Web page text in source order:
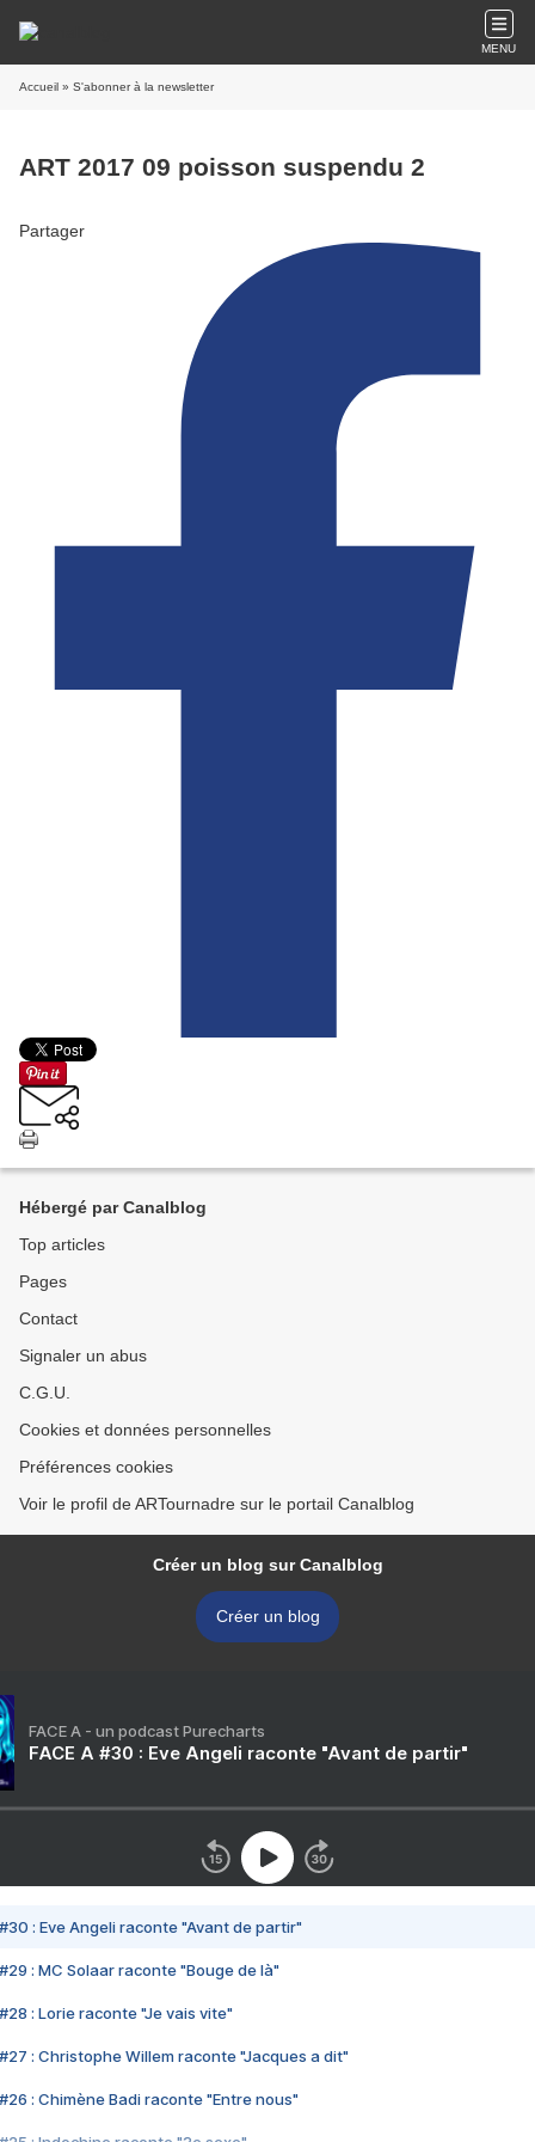
MENU
Accueil » S'abonner à la newsletter
ART 2017 09 poisson suspendu 2
Partager
Hébergé par Canalblog
Top articles
Pages
Contact
Signaler un abus
C.G.U.
Cookies et données personnelles
Préférences cookies
Voir le profil de ARTournadre sur le portail Canalblog
Créer un blog sur Canalblog
Créer un blog
FACE A - un podcast Purecharts
FACE A #30 : Eve Angeli raconte "Avant de partir"
#30 : Eve Angeli raconte "Avant de partir"
#29 : MC Solaar raconte "Bouge de là"
#28 : Lorie raconte "Je vais vite"
#27 : Christophe Willem raconte "Jacques a dit"
#26 : Chimène Badi raconte "Entre nous"